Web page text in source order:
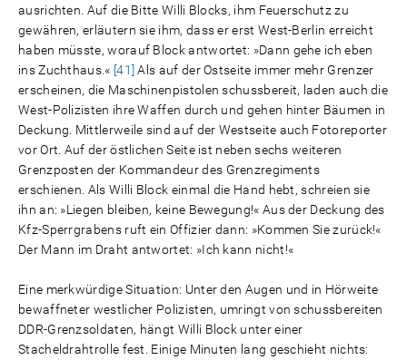
ausrichten. Auf die Bitte Willi Blocks, ihm Feuerschutz zu
gewähren, erläutern sie ihm, dass er erst West-Berlin erreicht
haben müsste, worauf Block antwortet: »Dann gehe ich eben
ins Zuchthaus.« [41] Als auf der Ostseite immer mehr Grenzer
erscheinen, die Maschinenpistolen schussbereit, laden auch die
West-Polizisten ihre Waffen durch und gehen hinter Bäumen in
Deckung. Mittlerweile sind auf der Westseite auch Fotoreporter
vor Ort. Auf der östlichen Seite ist neben sechs weiteren
Grenzposten der Kommandeur des Grenzregiments
erschienen. Als Willi Block einmal die Hand hebt, schreien sie
ihn an: »Liegen bleiben, keine Bewegung!« Aus der Deckung des
Kfz-Sperrgrabens ruft ein Offizier dann: »Kommen Sie zurück!«
Der Mann im Draht antwortet: »Ich kann nicht!«
Eine merkwürdige Situation: Unter den Augen und in Hörweite
bewaffneter westlicher Polizisten, umringt von schussbereiten
DDR-Grenzsoldaten, hängt Willi Block unter einer
Stacheldrahtrolle fest. Einige Minuten lang geschieht nichts: